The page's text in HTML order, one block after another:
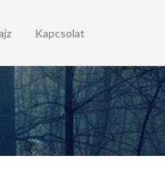
Kapcsolat